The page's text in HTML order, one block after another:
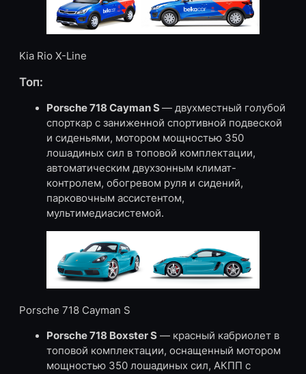
Kia Rio X-Line
Топ:
Porsche 718 Cayman S— двухместный голубой
спорткар с заниженной спортивной подвеской
и сиденьями, мотором мощностью 350
лошадиных сил в топовой комплектации,
автоматическим двухзонным климат-
контролем, обогревом руля и сидений,
парковочным ассистентом,
мультимедиасистемой.
Porsche 718 Cayman S
Porsche 718 Boxster S — красный кабриолет в
топовой комплектации, оснащенный мотором
мощностью 350 лошадиных сил, АКПП с